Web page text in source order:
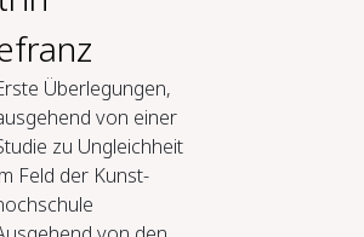
Über­le­gun­gen,
von ei­ner
zu Un­gleich­heit
Feld der Kunst­